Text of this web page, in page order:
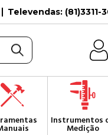
Televendas: (81)3311-
Instrumentos
Medição